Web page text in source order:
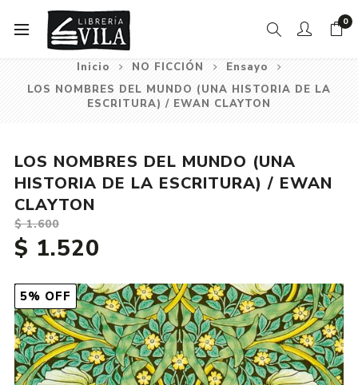
0
Inicio NO FICCIÓN
Ensayo
LOS NOMBRES DEL MUNDO (UNA HISTORIA DE LA
ESCRITURA) / EWAN CLAYTON
5% OFF
LOS NOMBRES DEL MUNDO (UNA
HISTORIA DE LA ESCRITURA) / EWAN
CLAYTON
$ 1.600
$ 1.520